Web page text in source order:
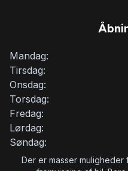
Mandag:
Tirsdag:
Onsdag:
Torsdag:
Fredag:
Lørdag:
Søndag:
Der er masser